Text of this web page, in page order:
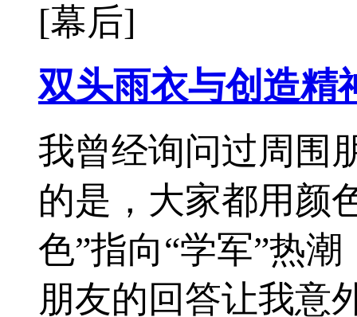
[幕后]
双头雨衣与创造精
我曾经询问过周围
的是，大家都用颜
色”指向“学军”热
朋友的回答让我